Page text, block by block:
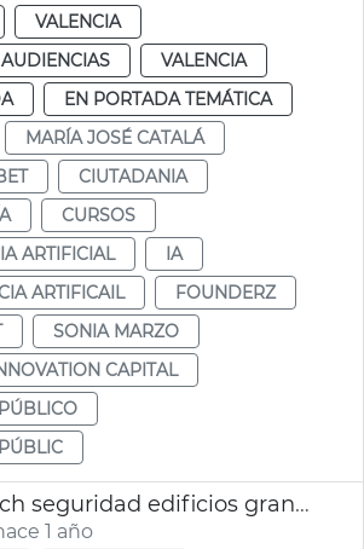
VALENCIA
VALENCIA
EN PORTADA TEMÁTICA
MARÍA JOSÉ CATALÁ
CIUTADANIA
CURSOS
ARTIFICIAL
IA
ARTIFICAIL
FOUNDERZ
SONIA MARZO
CAPITAL
Reto GovTech seguridad edificios gran altura
1 año